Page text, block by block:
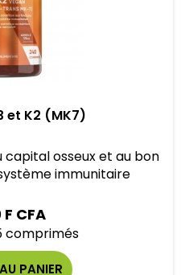
et K2 (MK7)
osseux et au bon
immunitaire
F CFA
comprimés
PANIER